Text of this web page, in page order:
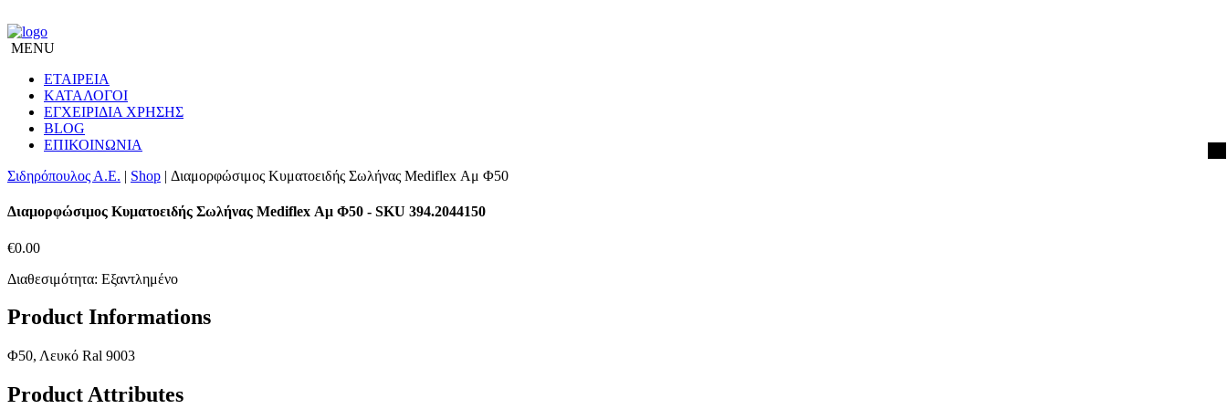
MENU
ΕΤΑΙΡΕΙΑ
ΚΑΤΑΛΟΓΟΙ
ΕΓΧΕΙΡΙΔΙΑ ΧΡΗΣΗΣ
BLOG
ΕΠΙΚΟΙΝΩΝΙΑ
Σιδηρόπουλος Α.Ε. | Shop | Διαμορφώσιμος Κυματοειδής Σωλήνας Mediflex Αμ Φ50
Διαμορφώσιμος Κυματοειδής Σωλήνας Mediflex Αμ Φ50 - SKU 394.2044150
€0.00
Διαθεσιμότητα: Εξαντλημένο
Product Informations
Φ50, Λευκό Ral 9003
Product Attributes